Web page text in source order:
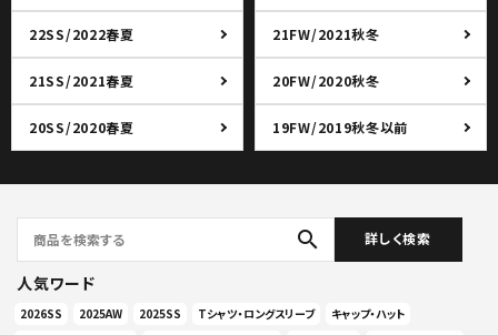
22SS/2022春夏 21FW/2021秋冬
21SS/2021春夏 20FW/2020秋冬
20SS/2020春夏 19FW/2019秋冬以前
search 詳しく検索
人気ワード
2026SS 2025AW 2025SS Tシャツ・ロングスリーブ
キャップ・ハット